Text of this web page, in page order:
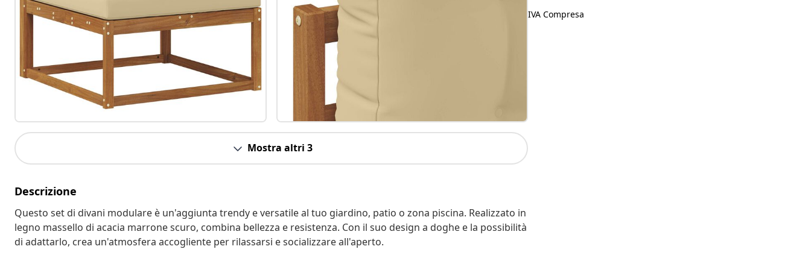
Mostra altri 3
Descrizione
Questo set di divani modulare è un'aggiunta trendy e versatile al tuo giardino, patio o zona piscina. Realizzato in
legno massello di acacia marrone scuro, combina bellezza e resistenza. Con il suo design a doghe e la possibilità
di adattarlo, crea un'atmosfera accogliente per rilassarsi e socializzare all'aperto.
IVA Compresa